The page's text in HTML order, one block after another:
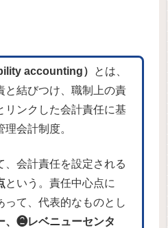
accounting）
とは、
と結びつけ、職制上の責
リンクした会計責任に基
会計制度。
、会計責任を設定される
という。責任中心点に
って、代表的なものとし
、❷レベニューセンタ